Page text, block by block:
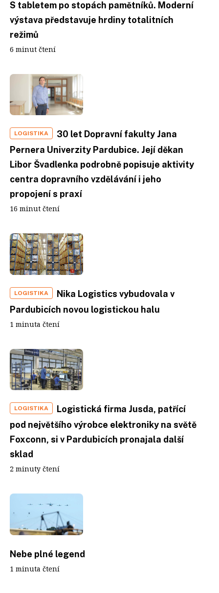
S tabletem po stopách pamětníků. Moderní
výstava představuje hrdiny totalitních
režimů
6 minut čtení
LOGISTIKA
30 let Dopravní fakulty Jana
Pernera Univerzity Pardubice. Její děkan
Libor Švadlenka podrobně popisuje aktivity
centra dopravního vzdělávání i jeho
propojení s praxí
16 minut čtení
LOGISTIKA
Nika Logistics vybudovala v
Pardubicích novou logistickou halu
1 minuta čtení
LOGISTIKA
Logistická firma Jusda, patřící
pod největšího výrobce elektroniky na světě
Foxconn, si v Pardubicích pronajala další
sklad
2 minuty čtení
Nebe plné legend
1 minuta čtení